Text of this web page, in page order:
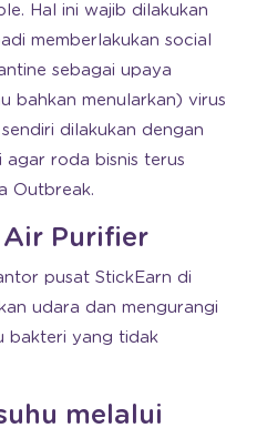
Hal ini wajib dilakukan
memberlakukan social
sebagai upaya
bahkan menularkan) virus
dilakukan dengan
roda bisnis terus
Outbreak.
Air Purifier
pusat StickEarn di
udara dan mengurangi
bakteri yang tidak
melalui